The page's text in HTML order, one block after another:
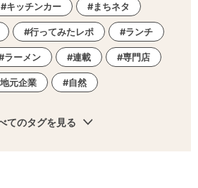
キッチンカー まちネタ
行ってみたレポ ランチ
ラーメン 連載 専門店
地元企業 自然
てのタグを見る